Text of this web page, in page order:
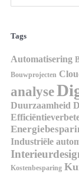
Tags
Automatisering
Bouwprojecten
analyse
Duurzaamheid
Industriële
Kostenbesparing